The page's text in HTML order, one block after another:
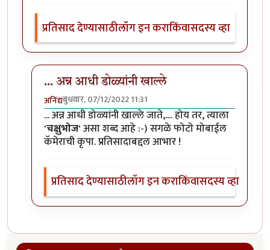
प्रतिसाद देण्यासाठीलॉग इन कराकिंवासदस्य व्हा
... अन्न आधी डोळ्यांनी खाल्ले
अनिंद्यबुधवार, 07/12/2022 11:31
In reply toआवडलेbyज्ञानोबाचे पैजार
... अन्न आधी डोळ्यांनी खाल्ले जाते,.... होय तर, त्याला
'चक्षुभोज'असा शब्द आहे :-) सगळे फोटो मोबाईल
कॅमेराची कृपा. प्रतिसादाबद्दल आभार !
प्रतिसाद देण्यासाठीलॉग इन कराकिंवासदस्य व्हा